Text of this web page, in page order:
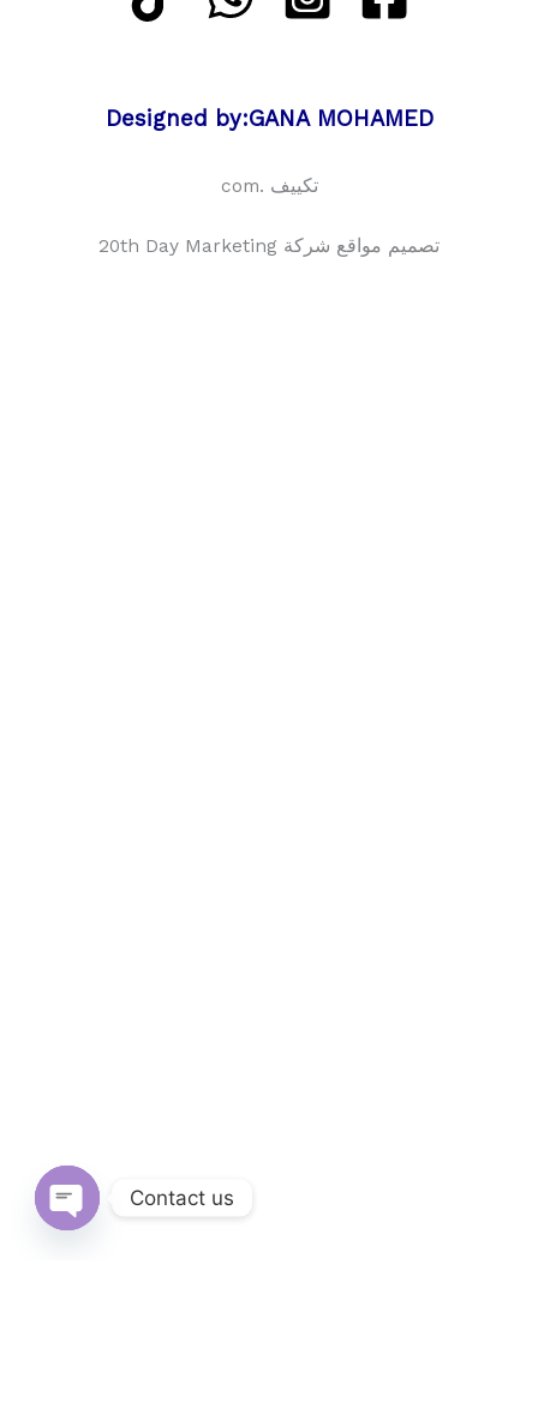
Designed by:GANA MOHAMED
تكييف .com
تصميم مواقع شركة 20th Day Marketing
Contact us
Open